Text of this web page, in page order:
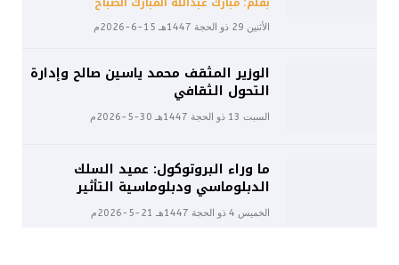
الأثنين 29 ذو الحجة 1447هـ 15-6-2026م
الوزير المثقف محمد ياسين صالح وإدارة
التحول الثقافي
السبت 13 ذو الحجة 1447هـ 30-5-2026م
ما وراء البروتوكول: عميد السلك
الدبلوماسي ودبلوماسية التأثير
الخميس 4 ذو الحجة 1447هـ 21-5-2026م